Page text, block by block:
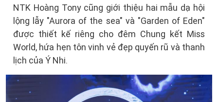
NTK Hoàng Tony cũng giới thiệu hai mẫu dạ hội
lộng lẫy "Aurora of the sea" và "Garden of Eden"
được thiết kế riêng cho đêm Chung kết Miss
World, hứa hẹn tôn vinh vẻ đẹp quyến rũ và thanh
lịch của Ý Nhi.